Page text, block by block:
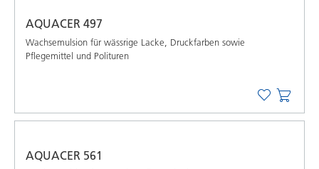
AQUACER 497
Wachsemulsion für wässrige Lacke, Druckfarben sowie
Pflegemittel und Polituren
AQUACER 561